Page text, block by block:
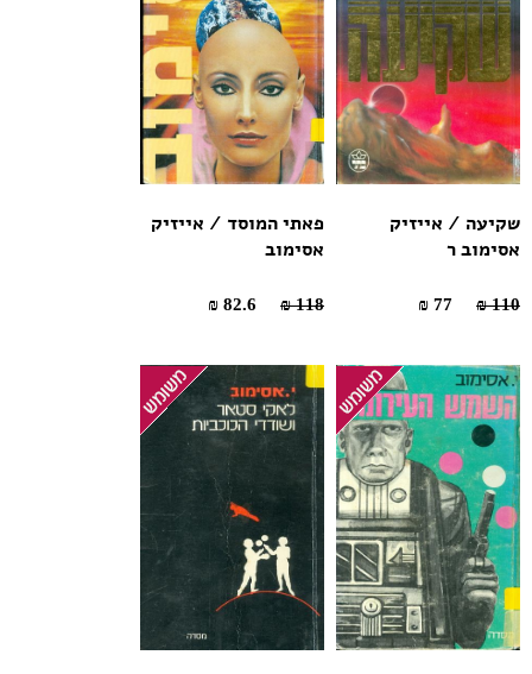
שקיעה / אייזיק
אסימוב ר
110 ₪
פאתי המוסד / אייזיק
אסימוב
118 ₪